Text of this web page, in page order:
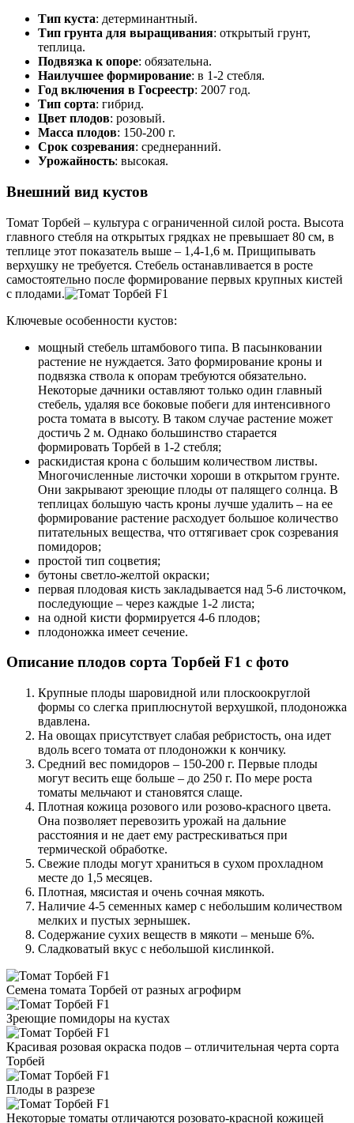
Тип куста: детерминантный.
Тип грунта для выращивания: открытый грунт,
теплица.
Подвязка к опоре: обязательна.
Наилучшее формирование: в 1-2 стебля.
Год включения в Госреестр: 2007 год.
Тип сорта: гибрид.
Цвет плодов: розовый.
Масса плодов: 150-200 г.
Срок созревания: среднеранний.
Урожайность: высокая.
Внешний вид кустов
Томат Торбей – культура с ограниченной силой роста. Высота
главного стебля на открытых грядках не превышает 80 см, в
теплице этот показатель выше – 1,4-1,6 м. Прищипывать
верхушку не требуется. Стебель останавливается в росте
самостоятельно после формирование первых крупных кистей
с плодами.
Ключевые особенности кустов:
мощный стебель штамбового типа. В пасынковании
растение не нуждается. Зато формирование кроны и
подвязка ствола к опорам требуются обязательно.
Некоторые дачники оставляют только один главный
стебель, удаляя все боковые побеги для интенсивного
роста томата в высоту. В таком случае растение может
достичь 2 м. Однако большинство старается
формировать Торбей в 1-2 стебля;
раскидистая крона с большим количеством листвы.
Многочисленные листочки хороши в открытом грунте.
Они закрывают зреющие плоды от палящего солнца. В
теплицах большую часть кроны лучше удалить – на ее
формирование растение расходует большое количество
питательных вещества, что оттягивает срок созревания
помидоров;
простой тип соцветия;
бутоны светло-желтой окраски;
первая плодовая кисть закладывается над 5-6 листочком,
последующие – через каждые 1-2 листа;
на одной кисти формируется 4-6 плодов;
плодоножка имеет сечение.
Описание плодов сорта Торбей F1 с фото
Крупные плоды шаровидной или плоскоокруглой
формы со слегка приплюснутой верхушкой, плодоножка
вдавлена.
На овощах присутствует слабая ребристость, она идет
вдоль всего томата от плодоножки к кончику.
Средний вес помидоров – 150-200 г. Первые плоды
могут весить еще больше – до 250 г. По мере роста
томаты мельчают и становятся слаще.
Плотная кожица розового или розово-красного цвета.
Она позволяет перевозить урожай на дальние
расстояния и не дает ему растрескиваться при
термической обработке.
Свежие плоды могут храниться в сухом прохладном
месте до 1,5 месяцев.
Плотная, мясистая и очень сочная мякоть.
Наличие 4-5 семенных камер с небольшим количеством
мелких и пустых зернышек.
Содержание сухих веществ в мякоти – меньше 6%.
Сладковатый вкус с небольшой кислинкой.
Семена томата Торбей от разных агрофирм
Зреющие помидоры на кустах
Красивая розовая окраска подов – отличительная черта сорта
Торбей
Плоды в разрезе
Некоторые томаты отличаются розовато-красной кожицей